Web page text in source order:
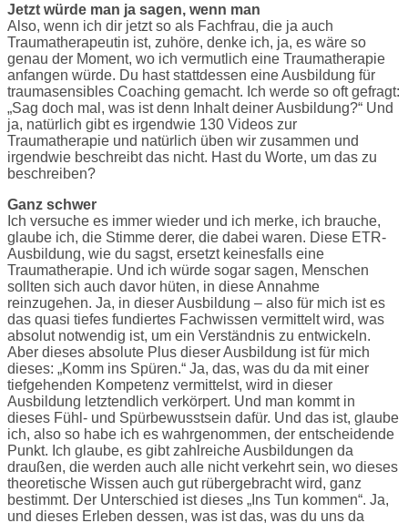
Jetzt würde man ja sagen, wenn man
Also, wenn ich dir jetzt so als Fachfrau, die ja auch
Traumatherapeutin ist, zuhöre, denke ich, ja, es wäre so
genau der Moment, wo ich vermutlich eine Traumatherapie
anfangen würde. Du hast stattdessen eine Ausbildung für
traumasensibles Coaching gemacht. Ich werde so oft gefragt:
„Sag doch mal, was ist denn Inhalt deiner Ausbildung?“ Und
ja, natürlich gibt es irgendwie 130 Videos zur
Traumatherapie und natürlich üben wir zusammen und
irgendwie beschreibt das nicht. Hast du Worte, um das zu
beschreiben?
Ganz schwer
Ich versuche es immer wieder und ich merke, ich brauche,
glaube ich, die Stimme derer, die dabei waren. Diese ETR-
Ausbildung, wie du sagst, ersetzt keinesfalls eine
Traumatherapie. Und ich würde sogar sagen, Menschen
sollten sich auch davor hüten, in diese Annahme
reinzugehen. Ja, in dieser Ausbildung – also für mich ist es
das quasi tiefes fundiertes Fachwissen vermittelt wird, was
absolut notwendig ist, um ein Verständnis zu entwickeln.
Aber dieses absolute Plus dieser Ausbildung ist für mich
dieses: „Komm ins Spüren.“ Ja, das, was du da mit einer
tiefgehenden Kompetenz vermittelst, wird in dieser
Ausbildung letztendlich verkörpert. Und man kommt in
dieses Fühl- und Spürbewusstsein dafür. Und das ist, glaube
ich, also so habe ich es wahrgenommen, der entscheidende
Punkt. Ich glaube, es gibt zahlreiche Ausbildungen da
draußen, die werden auch alle nicht verkehrt sein, wo dieses
theoretische Wissen auch gut rübergebracht wird, ganz
bestimmt. Der Unterschied ist dieses „Ins Tun kommen“. Ja,
und dieses Erleben dessen, was ist das, was du uns da